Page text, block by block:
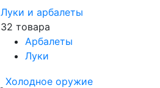
Луки и арбалеты
32 товара
Арбалеты
Луки
Холодное оружие